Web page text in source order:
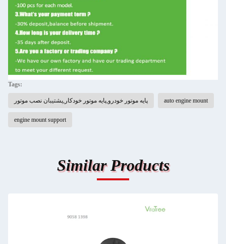
Tags:
پایه موتور خودرو,پایه موتور خودکار,پشتیبان نصب موتور auto engine mount
engine mount support
Similar Products